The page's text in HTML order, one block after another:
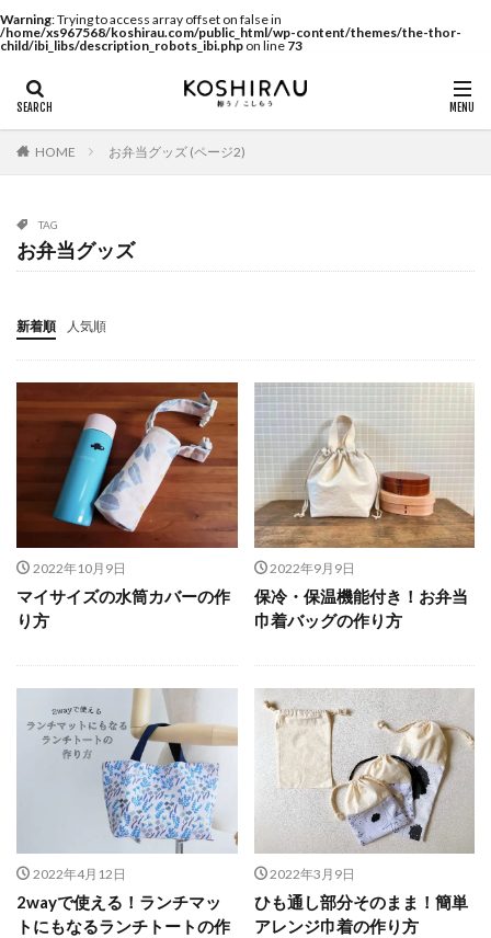
Warning: Trying to access array offset on false in
/home/xs967568/koshirau.com/public_html/wp-content/themes/the-thor-
child/ibi_libs/description_robots_ibi.php on line 73
HOME お弁当グッズ (ページ2)
TAG
お弁当グッズ
新着順 人気順
2022年10月9日
マイサイズの水筒カバーの作
り方
2022年9月9日
保冷・保温機能付き！お弁当
巾着バッグの作り方
2022年4月12日
2wayで使える！ランチマッ
トにもなるランチトートの作
2022年3月9日
ひも通し部分そのまま！簡単
アレンジ巾着の作り方